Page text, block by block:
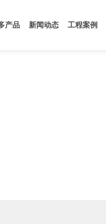
产品 新闻动态 工程案例